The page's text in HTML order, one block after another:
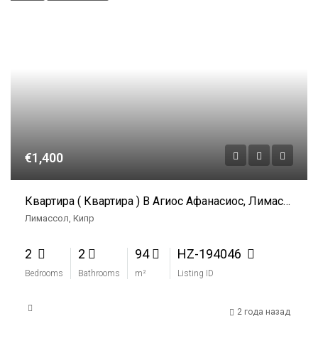
€1,400
Квартира ( Квартира ) В Агиос Афанасиос, Лимассол В Аренду
Лимассол, Кипр
2
Bedrooms
2
Bathrooms
94
m²
HZ-194046
Listing ID
2 года назад